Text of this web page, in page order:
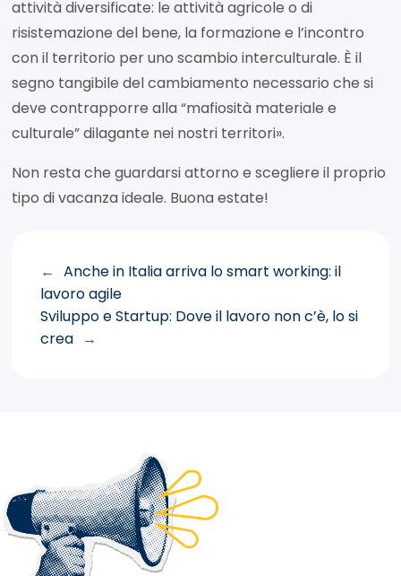
attività diversificate: le attività agricole o di
risistemazione del bene, la formazione e l’incontro
con il territorio per uno scambio interculturale. È il
segno tangibile del cambiamento necessario che si
deve contrapporre alla “mafiosità materiale e
culturale” dilagante nei nostri territori».
Non resta che guardarsi attorno e scegliere il proprio
tipo di vacanza ideale. Buona estate!
← Anche in Italia arriva lo smart working: il
lavoro agile
Sviluppo e Startup: Dove il lavoro non c’è, lo si
crea →